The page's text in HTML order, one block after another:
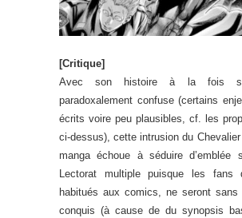
[Critique]
Avec son histoire à la fois
paradoxalement confuse (certains
écrits voire peu plausibles, cf. les
ci-dessus), cette intrusion du
manga échoue à séduire d’emblée
Lectorat multiple puisque les fans
habitués aux comics, ne seront sans
conquis (à cause de du synopsis